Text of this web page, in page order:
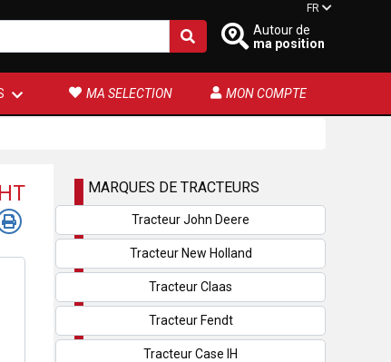
Autour de
ma position
FR
MA SELECTION MON COMPTE
HT MARQUES DE TRACTEURS
Tracteur John Deere
Tracteur New Holland
Tracteur Claas
Tracteur Fendt
Tracteur Case IH